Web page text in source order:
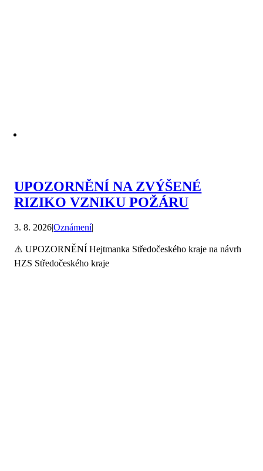
UPOZORNĚNÍ NA ZVÝŠENÉ
RIZIKO VZNIKU POŽÁRU
3. 8. 2026|Oznámení|
⚠️ UPOZORNĚNÍ Hejtmanka Středočeského kraje na návrh
HZS Středočeského kraje